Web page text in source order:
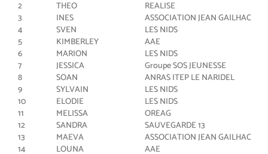
2
THEO
REALISE
3
INES
ASSOCIATION JEAN GAILHAC
4
SVEN
LES NIDS
5
KIMBERLEY
AAE
6
MARION
LES NIDS
7
JESSICA
Groupe SOS JEUNESSE
8
SOAN
ANRAS ITEP LE NARIDEL
9
SYLVAIN
LES NIDS
10
ELODIE
LES NIDS
11
MELISSA
OREAG
12
SANDRA
SAUVEGARDE 13
13
MAEVA
ASSOCIATION JEAN GAILHAC
14
LOUNA
AAE